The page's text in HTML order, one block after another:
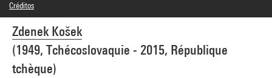
Zdenek Košek
(1949, Tchécoslovaquie - 2015, République
tchèque)
Créditos
© Estate Zdenek Košek
Créditos fotográficos : Centre Pompidou, MNAM-CCI/Joseph Banderet/Dist.
GrandPalaisRmn
Referencia de la imagen : 4N38783
Difusión de la imagen :